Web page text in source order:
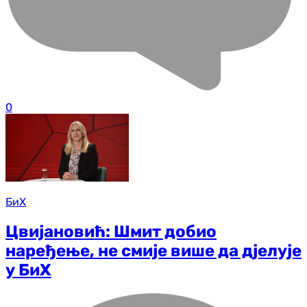
0
БиХ
Цвијановић: Шмит добио
наређење, не смије више да дјелује
у БиХ